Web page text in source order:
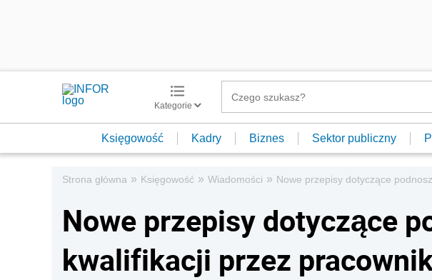
Kategorie
Księgowość Kadry Biznes Sektor publiczny
Strona główna » Księgowość » Wiadomości » Nowe przepisy dotyczące
Nowe przepisy dotyczące
kwalifikacji przez